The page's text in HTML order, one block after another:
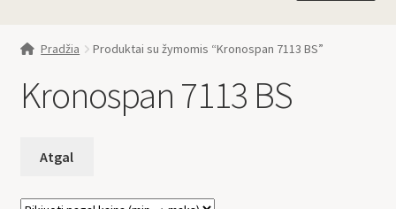
Profilis
Pradžia Produktai su žymomis “Kronospan 7113 BS”
Kronospan 7113 BS